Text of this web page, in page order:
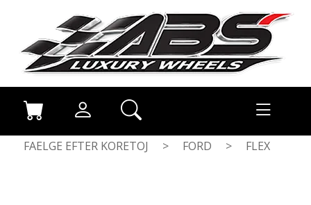
FAELGE EFTER KORETOJ > FORD > FLEX